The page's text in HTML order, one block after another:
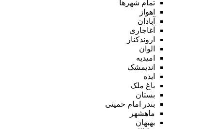
تمام شهر‌ها
اهواز
آبادان
آغاجاری
اروندکنار
الوان
امیدیه
اندیمشک
ایذه
باغ ملک
بستان
بندر امام خمینی
ماهشهر
بهبهان